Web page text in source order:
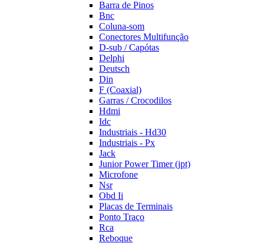
Barra de Pinos
Bnc
Coluna-som
Conectores Multifunção
D-sub / Capótas
Delphi
Deutsch
Din
F (Coaxial)
Garras / Crocodilos
Hdmi
Idc
Industriais - Hd30
Industriais - Px
Jack
Junior Power Timer (jpt)
Microfone
Nsr
Obd Ii
Placas de Terminais
Ponto Traço
Rca
Reboque